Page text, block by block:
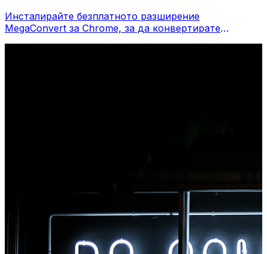
Инсталирайте безплатното разширение
MegaConvert за Chrome, за да конвертирате